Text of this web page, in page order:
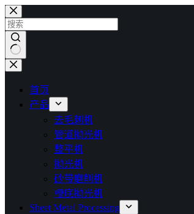
跳
过
内
容
无
首页
产品
去毛刺机
管道抛光机
整平机
抛光机
砂带磨削机
槽底抛光机
Sheet Metal Processing